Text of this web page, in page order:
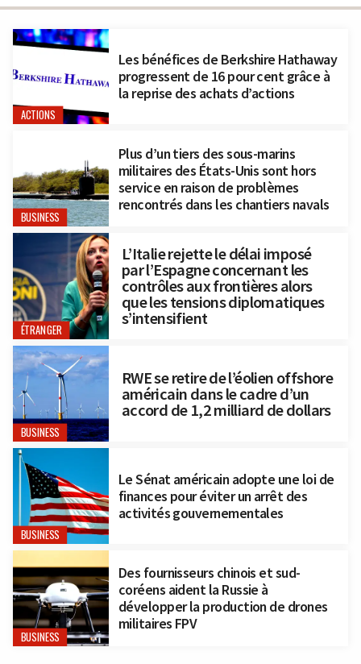
ACTIONS
Les bénéfices de Berkshire Hathaway
progressent de 16 pour cent grâce à
la reprise des achats d’actions
BUSINESS
Plus d’un tiers des sous-marins
militaires des États-Unis sont hors
service en raison de problèmes
rencontrés dans les chantiers navals
ÉTRANGER
L’Italie rejette le délai imposé
par l’Espagne concernant les
contrôles aux frontières alors
que les tensions diplomatiques
s’intensifient
BUSINESS
RWE se retire de l’éolien offshore
américain dans le cadre d’un
accord de 1,2 milliard de dollars
BUSINESS
Le Sénat américain adopte une loi de
finances pour éviter un arrêt des
activités gouvernementales
BUSINESS
Des fournisseurs chinois et sud-
coréens aident la Russie à
développer la production de drones
militaires FPV